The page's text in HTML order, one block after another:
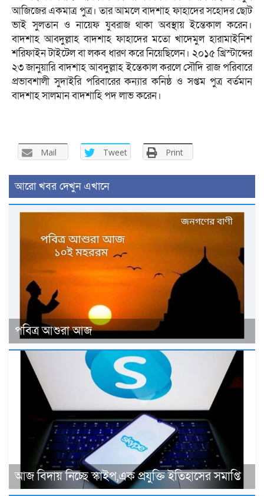
আজিজের একমাত্র পুত্র। তার আমলে বাদশাহ ফাহাদের সহোদর ছোট
ভাই সুলতান ও নায়েফ যুবরাজ থাকা অবস্থায় ইন্তেকাল করেন।
বাদশাহ আবদুল্লাহ বাদশাহ ফাহাদের মতো খাদেমুল হারামাইনিশ
শরিফাইন টাইটেল বা লকব ধারণ করে নিয়েছিলেন। ২০১৫ খ্রিস্টাব্দের
২৩ জানুয়ারি বাদশাহ আবদুল্লাহ ইন্তেকাল করলে সৌদি রাজ পরিবারে
প্রভাবশালী সুদাইরি পরিবারের কন্যার কনিষ্ঠ ও সপ্তম পুত্র বর্তমান
বাদশাহ সালমান বাদশাহি পদ লাভ করেন।
Mail Tweet Print
আরো খবর দেখুন এখানে
পবিত্র আশুরা আজ
আজ বিদায় নিচ্ছে স্কাইপ,এক প্রযুক্তি ইতিহাসের সমাপ্তি